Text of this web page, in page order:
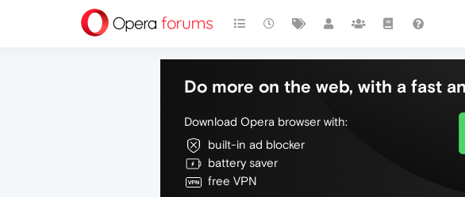
Do more on the web, with a fast
Download Opera browser with:
built-in ad blocker
battery saver
free VPN